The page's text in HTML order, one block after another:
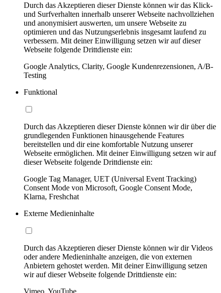
Durch das Akzeptieren dieser Dienste können wir das Klick-
und Surfverhalten innerhalb unserer Webseite nachvollziehen
und anonymisiert auswerten, um unsere Webseite zu
optimieren und das Nutzungserlebnis insgesamt laufend zu
verbessern. Mit deiner Einwilligung setzen wir auf dieser
Webseite folgende Drittdienste ein:
Google Analytics, Clarity, Google Kundenrezensionen, A/B-
Testing
Funktional
Durch das Akzeptieren dieser Dienste können wir dir über die
grundlegenden Funktionen hinausgehende Features
bereitstellen und dir eine komfortable Nutzung unserer
Webseite ermöglichen. Mit deiner Einwilligung setzen wir auf
dieser Webseite folgende Drittdienste ein:
Google Tag Manager, UET (Universal Event Tracking)
Consent Mode von Microsoft, Google Consent Mode,
Klarna, Freshchat
Externe Medieninhalte
Durch das Akzeptieren dieser Dienste können wir dir Videos
oder andere Medieninhalte anzeigen, die von externen
Anbietern gehostet werden. Mit deiner Einwilligung setzen
wir auf dieser Webseite folgende Drittdienste ein:
Vimeo, YouTube